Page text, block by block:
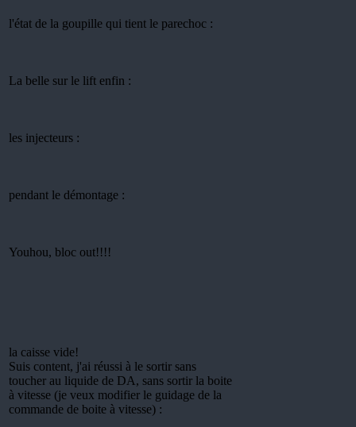
l'état de la goupille qui tient le parechoc :
La belle sur le lift enfin :
les injecteurs :
pendant le démontage :
Youhou, bloc out!!!!
la caisse vide!
Suis content, j'ai réussi à le sortir sans
toucher au liquide de DA, sans sortir la boite
à vitesse (je veux modifier le guidage de la
commande de boite à vitesse) :